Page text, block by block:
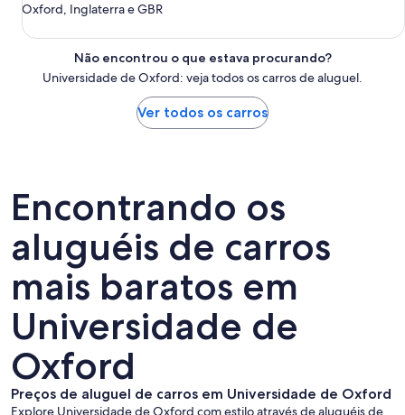
Oxford, Inglaterra e GBR
Não encontrou o que estava procurando?
Universidade de Oxford: veja todos os carros de aluguel.
Ver todos os carros
Encontrando os
aluguéis de carros
mais baratos em
Universidade de
Oxford
Preços de aluguel de carros em Universidade de Oxford
Explore Universidade de Oxford com estilo através de aluguéis de